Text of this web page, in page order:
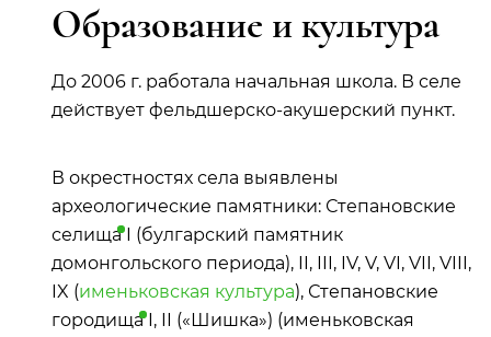
Образование и культура
До 2006 г. работала начальная школа. В селе
действует фельдшерско-акушерский пункт.
В окрестностях села выявлены
археологические памятники: Степановские
селищаI (булгарский памятник
домонгольского периода), II, III, IV, V, VI, VII, VIII,
IX (именьковская культура), Степановские
городищаI, II («Шишка») (именьковская